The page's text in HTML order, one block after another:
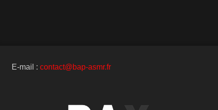
E-mail : contact@bap-asmr.fr